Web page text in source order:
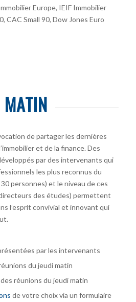
Europe, IEIF Immobilier
CAC Small 90, Dow Jones Euro
de partager les dernières
et de la finance. Des
par des intervenants qui
les plus reconnus du
personnes) et le niveau de ces
des études) permettent
l’esprit convivial et innovant qui
par les intervenants
du jeudi matin
réunions du jeudi matin
de votre choix via un formulaire